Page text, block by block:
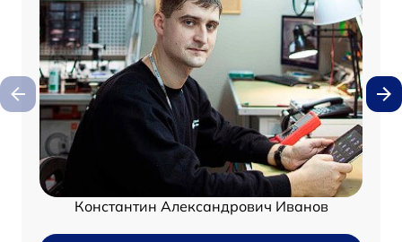
Константин Александрович Иванов